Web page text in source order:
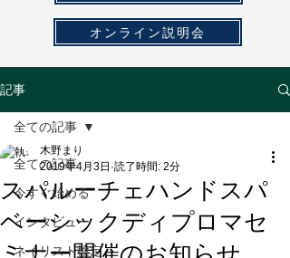
オンライン説明会
記事
全ての記事
今すぐ始める
インタビュー
ネイリスト検定
全ての記事
スパルーチェハンドスパ
ベーシックディプロマセ
木野まり
2019年4月3日 読了時間: 2分